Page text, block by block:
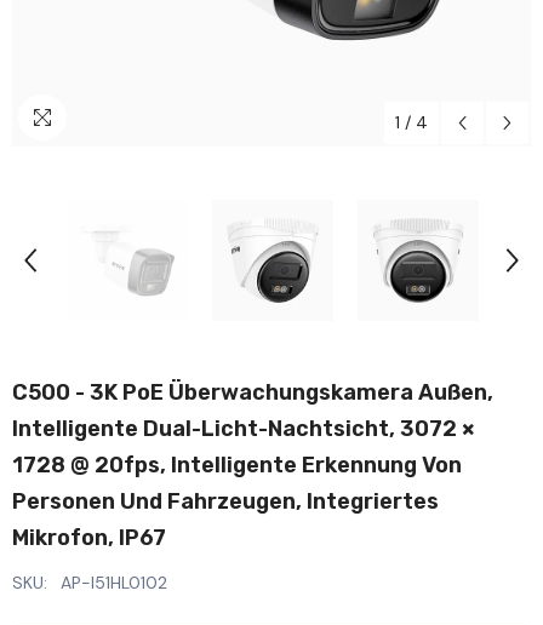
1 / 4
C500 - 3K PoE Überwachungskamera Außen,
Intelligente Dual-Licht-Nachtsicht, 3072 ×
1728 @ 20fps, Intelligente Erkennung Von
Personen Und Fahrzeugen, Integriertes
Mikrofon, IP67
SKU: AP-I51HL0102